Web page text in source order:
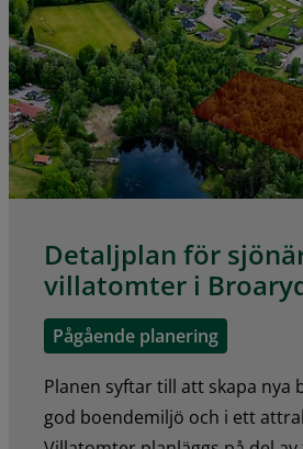
Detaljplan för
villatomter i
Pågående planering
Planen syftar till att skapa nya
god boendemiljö och i ett